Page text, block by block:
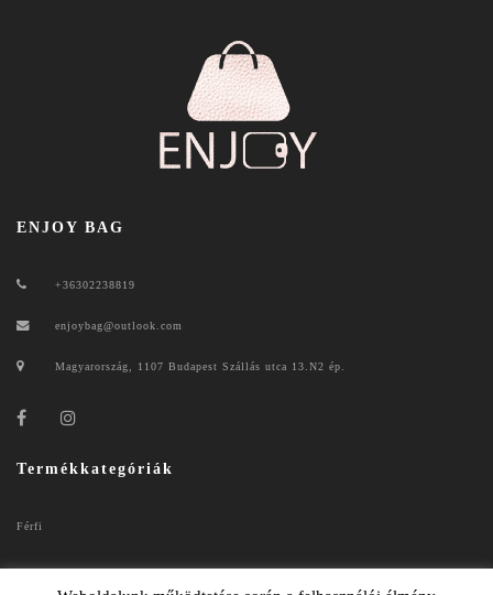
ENJOY BAG
+36302238819
enjoybag@outlook.com
Magyarország, 1107 Budapest Szállás utca 13.N2 ép.
Termékkategóriák
Férfi